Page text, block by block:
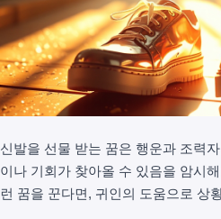
신발을 선물 받는 꿈은 행운과 조력
이나 기회가 찾아올 수 있음을 암시
런 꿈을 꾼다면, 귀인의 도움으로 상